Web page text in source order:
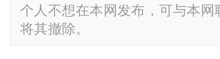
个人不想在本网发布，可与本
将其撤除。